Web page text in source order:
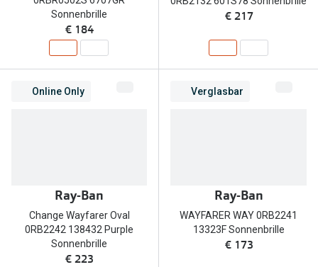
Sonnenbrille
€ 184
€ 217
Online Only
Ray-Ban
Change Wayfarer Oval
0RB2242 138432 Purple
Sonnenbrille
€ 223
Verglasbar
Ray-Ban
WAYFARER WAY 0RB2241
13323F Sonnenbrille
€ 173